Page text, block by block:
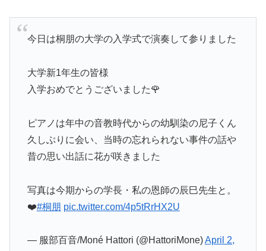
今日は桐朋の大学の入学式で演奏して参りました
大学新1年生の皆様
入学おめでとうございました🌹
ピアノは年中の音教時代からの幼馴染の尼子くん
久しぶりに会い、当時の忘れられない事件の話や
昔の思い出話に花が咲きました
写真は今期からの学長・私の恩師の辰巳先生と。
❤️#桐朋 pic.twitter.com/4p5tRrHX2U
— 服部百音/Moné Hattori (@HattoriMone)April 2,